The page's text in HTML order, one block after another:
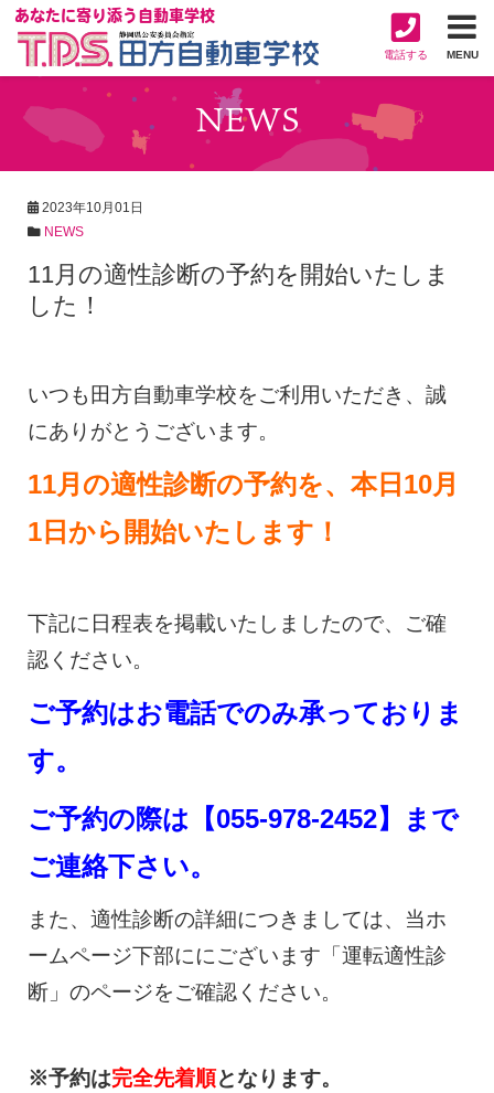
あなたに寄り添う自動車学校
MENU
電話する
NEWS
2023年10月01日
NEWS
11月の適性診断の予約を開始いたしま
した！
いつも田方自動車学校をご利用いただき、誠
にありがとうございます。
11月の適性診断の予約を、本日10月
1日から開始いたします！
下記に日程表を掲載いたしましたので、ご確
認ください。
ご予約はお電話でのみ承っておりま
す。
ご予約の際は【055-978-2452】まで
ご連絡下さい。
また、適性診断の詳細につきましては、当ホ
ームページ下部ににございます「運転適性診
断」のページをご確認ください。
※予約は完全先着順となります。